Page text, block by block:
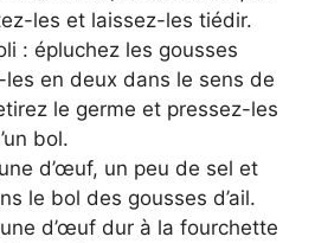
les et laissez-les tiédir.
: épluchez les gousses
les en deux dans le sens de
le germe et pressez-les
bol.
d’œuf, un peu de sel et
le bol des gousses d’ail.
d’œuf dur à la fourchette